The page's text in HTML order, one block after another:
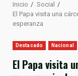
Inicio
Social
El Papa visita una
esperanza
Destacado Nacional
El Papa visita